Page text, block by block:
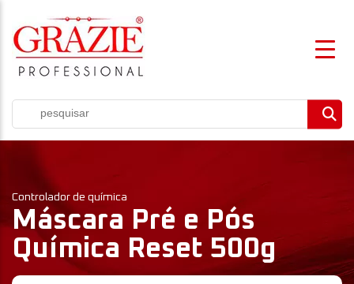
Controlador de química
Máscara Pré e Pós
Química Reset 500g